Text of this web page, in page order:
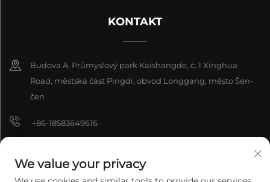
KONTAKT
Budova A, Průmyslový park Kaishangde, č. 1 Xinghua
Road, městská část Pingdi, obvod Longgang, město Šen-
čen
+86-18583649616
8618165761396
We value your privacy